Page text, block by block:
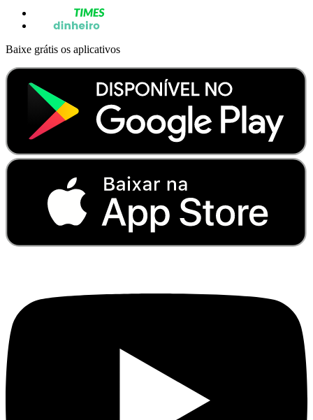
Baixe grátis os aplicativos